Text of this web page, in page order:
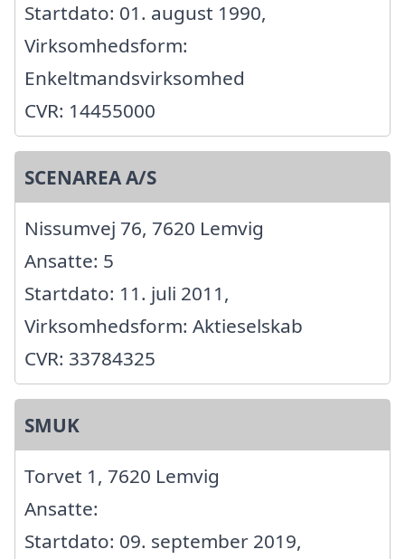
Startdato: 01. august 1990,
Virksomhedsform:
Enkeltmandsvirksomhed
CVR: 14455000
SCENAREA A/S
Nissumvej 76, 7620 Lemvig
Ansatte: 5
Startdato: 11. juli 2011,
Virksomhedsform: Aktieselskab
CVR: 33784325
SMUK
Torvet 1, 7620 Lemvig
Ansatte:
Startdato: 09. september 2019,